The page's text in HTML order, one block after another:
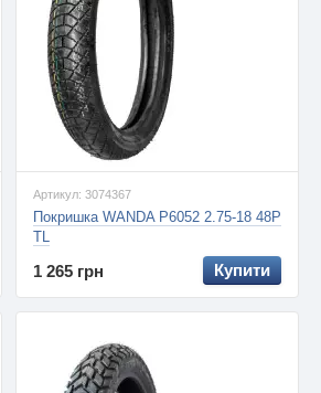
Артикул: 3074367
Покришка WANDA P6052 2.75-18 48P
TL
1 265 грн Купити